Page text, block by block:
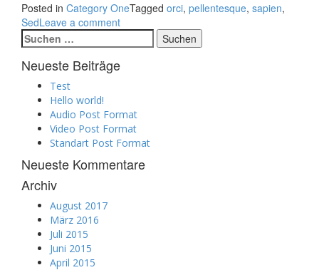
Posted in Category OneTagged orci, pellentesque, sapien,
SedLeave a comment
Suchen
nach:
Neueste Beiträge
Test
Hello world!
Audio Post Format
Video Post Format
Standart Post Format
Neueste Kommentare
Archiv
August 2017
März 2016
Juli 2015
Juni 2015
April 2015